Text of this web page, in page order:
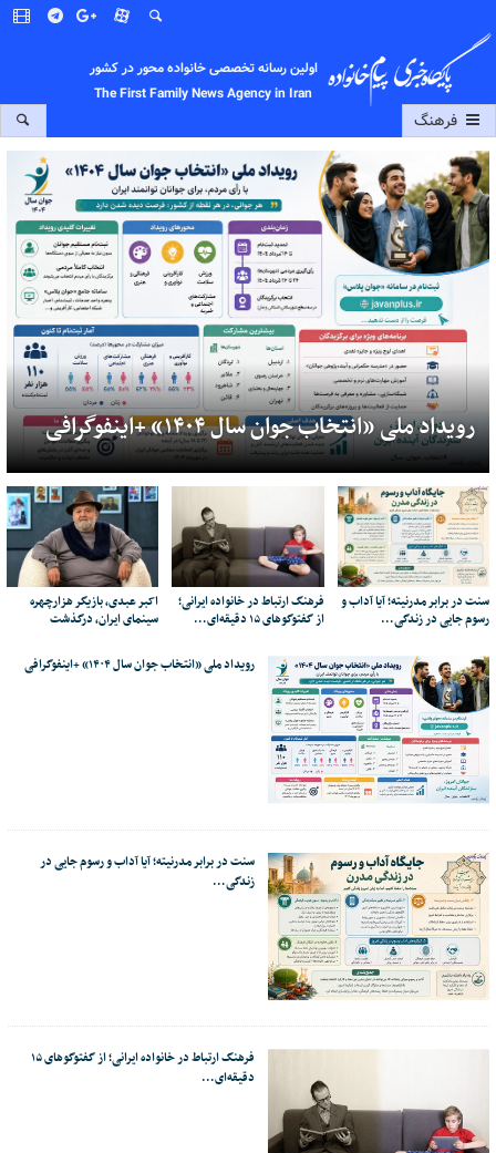
اولین رسانه تخصصی خانواده محور در کشور
The First Family News Agency in Iran
فرهنگ
رویداد ملی «انتخاب جوان سال ۱۴۰۴» +اینفوگرافی
سنت در برابر مدرنیته؛ آیا آداب و
رسوم جایی در زندگی…
فرهنگ ارتباط در خانواده ایرانی؛
از گفتوگوهای ۱۵ دقیقه‌ای…
اکبر عبدی، بازیگر هزارچهره
سینمای ایران، درگذشت
رویداد ملی «انتخاب جوان سال ۱۴۰۴» +اینفوگرافی
سنت در برابر مدرنیته؛ آیا آداب و رسوم جایی در
زندگی…
فرهنگ ارتباط در خانواده ایرانی؛ از گفتوگوهای ۱۵
دقیقه‌ای…